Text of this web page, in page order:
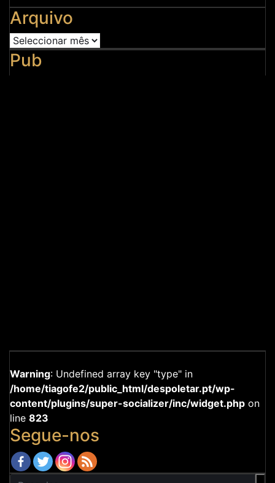
Arquivo
Arquivo
Pub
Warning: Undefined array key "type" in
/home/tiagofe2/public_html/despoletar.pt/wp-
content/plugins/super-socializer/inc/widget.php on
line 823
Segue-nos